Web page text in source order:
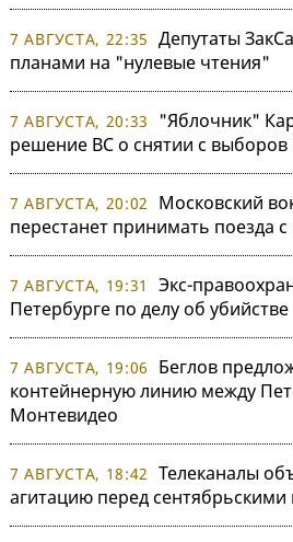
7 АВГУСТА, 22:35 Депутаты
планами на "нулевые чтения"
7 АВГУСТА, 20:33
"Яблочник"
решение ВС о снятии с выборов
7 АВГУСТА, 20:02
Московский
перестанет принимать поезда с
7 АВГУСТА, 19:31
Экс-
Петербурге по делу об убийстве
7 АВГУСТА, 19:06
Беглов
контейнерную линию между
Монтевидео
7 АВГУСТА, 18:42 Телеканалы
агитацию перед